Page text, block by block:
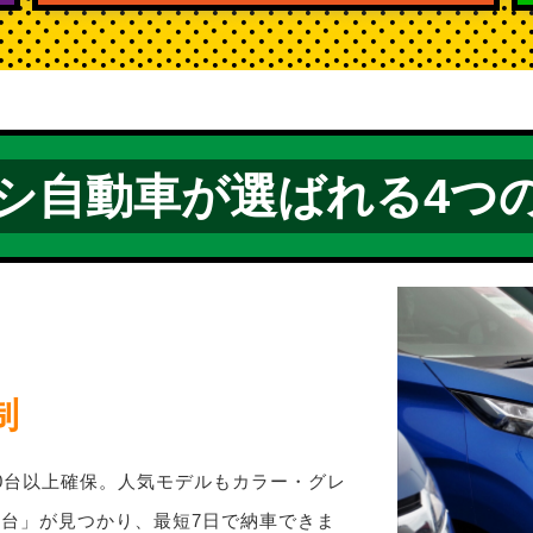
自動車が選ばれる4つ
以上確保。人気モデルもカラー・グレ
」が見つかり、最短7日で納車できま